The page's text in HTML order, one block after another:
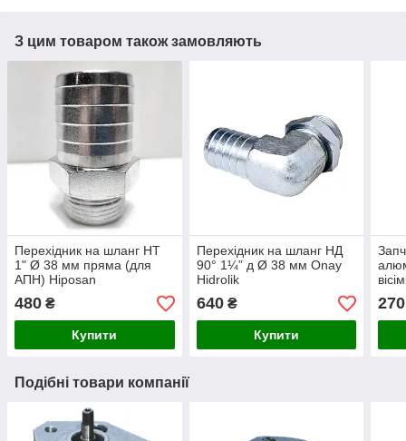
З цим товаром також замовляють
Перехідник на шланг НТ
1" Ø 38 мм пряма (для
АПН) Hiposan
480 ₴
Купити
Перехідник на шланг НД
90° 1¼” д Ø 38 мм Onay
Hidrolik
640₴
Купити
270
Подібні товари компанії